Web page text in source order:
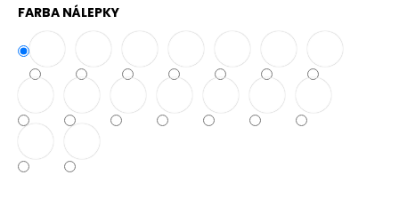
FARBA NÁLEPKY
O
d
p
o
r